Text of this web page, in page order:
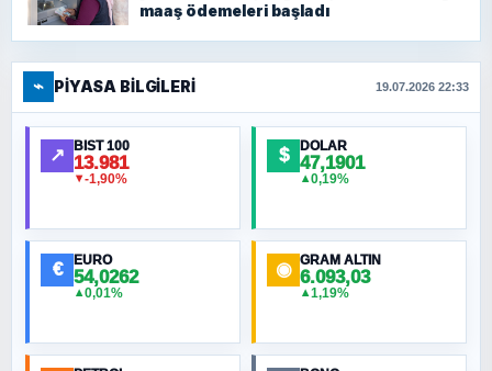
maaş ödemeleri başladı
⌁ PIYASA BILGILERI 19.07.2026 22:33
↗ BIST 100
13.981
▼-1,90%
$ DOLAR
47,1901
▲0,19%
€ EURO
54,0262
▲0,01%
◉ GRAM ALTIN
6.093,03
▲1,19%